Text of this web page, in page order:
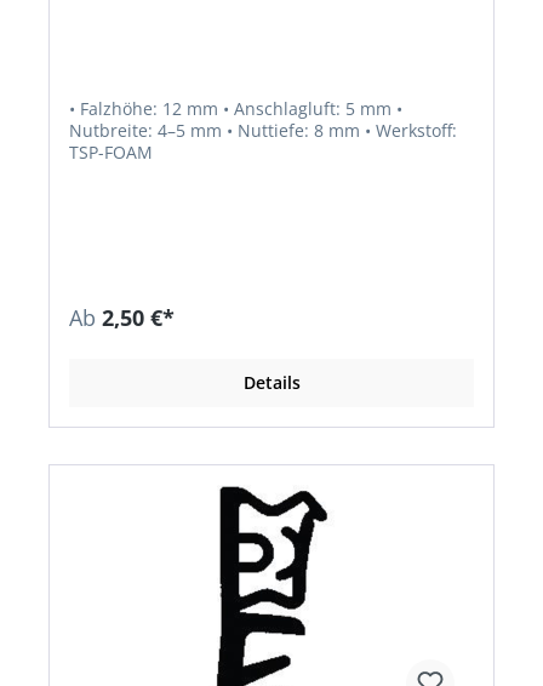
• Falzhöhe: 12 mm • Anschlagluft: 5 mm •
Nutbreite: 4–5 mm • Nuttiefe: 8 mm • Werkstoff:
TSP-FOAM
Ab 2,50 €*
Details